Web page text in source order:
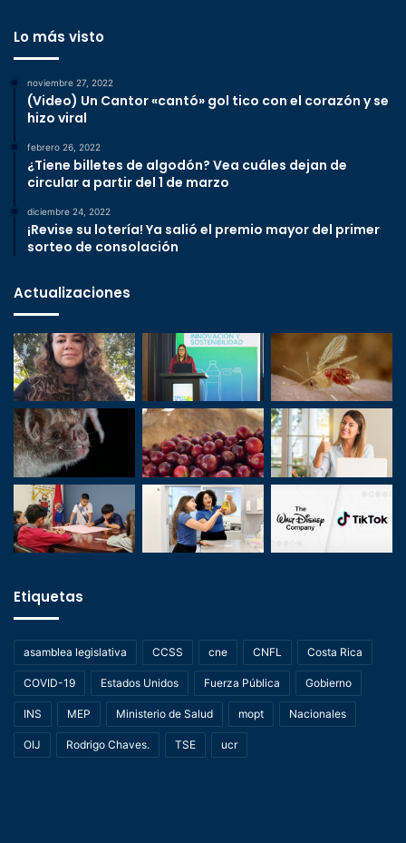
Lo más visto
noviembre 27, 2022
(Video) Un Cantor «cantó» gol tico con el corazón y se
hizo viral
febrero 26, 2022
¿Tiene billetes de algodón? Vea cuáles dejan de
circular a partir del 1 de marzo
diciembre 24, 2022
¡Revise su lotería! Ya salió el premio mayor del primer
sorteo de consolación
Actualizaciones
Etiquetas
asamblea legislativa CCSS cne CNFL Costa Rica
COVID-19 Estados Unidos Fuerza Pública Gobierno
INS MEP Ministerio de Salud mopt Nacionales
OIJ Rodrigo Chaves. TSE ucr